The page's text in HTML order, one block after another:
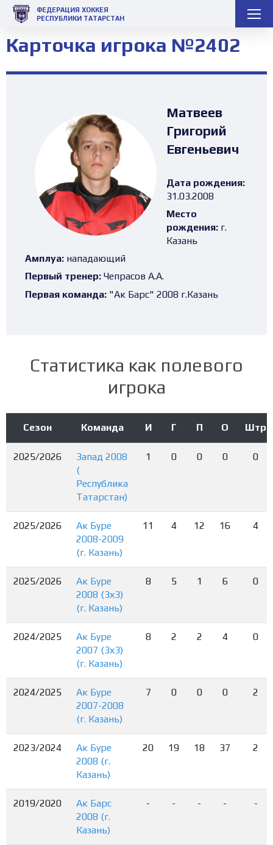
ФЕДЕРАЦИЯ ХОККЕЯ
РЕСПУБЛИКИ ТАТАРСТАН
Карточка игрока №2402
Матвеев
Григорий
Евгеньевич
Дата рождения:
31.03.2008
Место
рождения: г.
Казань
Амплуа: нападающий
Первый тренер: Чепрасов А.А.
Первая команда: "Ак Барс" 2008 г.Казань
Статистика как полевого
игрока
Сезон Команда И Г П О Штр
2025/2026
Запад 2008
(
Республика
Татарстан)
1 0 0 0 0
2025/2026
Ак Буре
2008-2009
(г. Казань)
11 4 12 16 4
2025/2026
Ак Буре
2008 (3х3)
(г. Казань)
8 5 1 6 0
2024/2025
Ак Буре
2007 (3х3)
(г. Казань)
8 2 2 4 0
2024/2025
Ак Буре
2007-2008
(г. Казань)
7 0 0 0 2
2023/2024
Ак Буре
2008 (г.
Казань)
20 19 18 37 2
2019/2020
Ак Барс
2008 (г.
Казань)
- - - - -